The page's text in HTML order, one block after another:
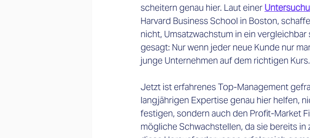
scheitern genau hier. Laut einer
Harvard Business School in Boston,
nicht, Umsatzwachstum in ein
gesagt: Nur wenn jeder neue Kunde nur
junge Unternehmen auf dem richtigen Kurs.
Jetzt ist erfahrenes Top-Management
langjährigen Expertise genau hier helfen,
festigen, sondern auch den Profit-Market
mögliche Schwachstellen, da sie bereits